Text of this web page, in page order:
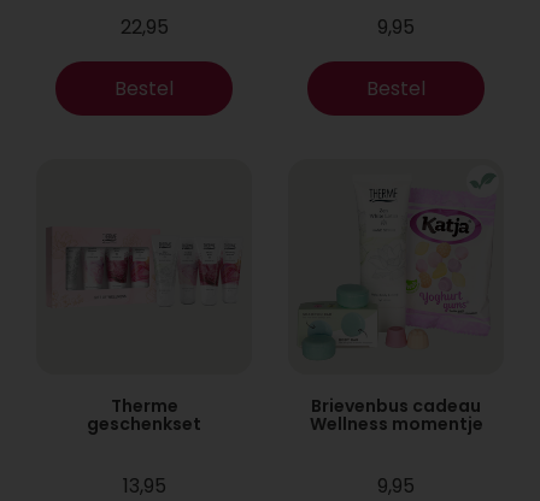
22,95
Bestel
9,95
Bestel
Therme
geschenkset
13,95
Brievenbus cadeau
Wellness momentje
9,95